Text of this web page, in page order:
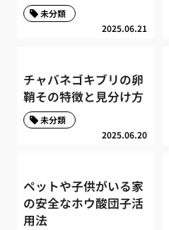
2025.06.21
未分類
チャバネゴキブリの卵
鞘その特徴と見分け方
2025.06.20
未分類
ペットや子供がいる家
の安全なホウ酸団子活
用法